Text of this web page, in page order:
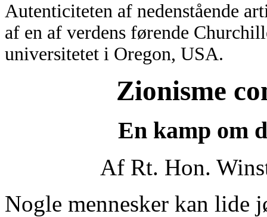
Autenticiteten af nedenstående
af en af verdens førende
universitetet i Oregon, USA.
Zionisme
En kamp om
Af Rt. Hon.
Nogle mennesker kan lide